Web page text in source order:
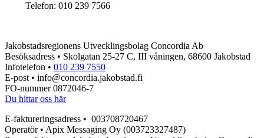
Telefon: 010 239 7566
Jakobstadsregionens Utvecklingsbolag Concordia Ab
Besöksadress • Skolgatan 25-27 C, III våningen, 68600 Jakobstad
Infotelefon • 010 239 7550
E-post • info@concordia.jakobstad.fi
FO-nummer 0872046-7
Du hittar oss här
E-faktureringsadress • 003708720467
Operatör • Apix Messaging Oy (003723327487)